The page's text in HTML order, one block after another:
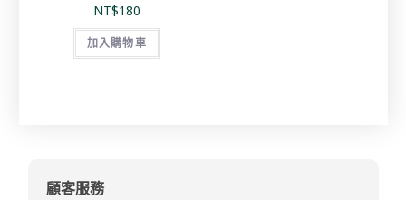
NT$180
加入購物車
顧客服務